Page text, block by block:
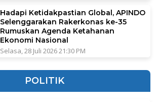
Hadapi Ketidakpastian Global, APINDO
Selenggarakan Rakerkonas ke-35
Rumuskan Agenda Ketahanan
Ekonomi Nasional
Selasa, 28 Juli 2026 21:30 PM
POLITIK